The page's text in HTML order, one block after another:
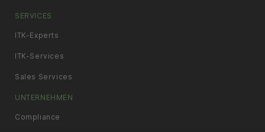
SERVICES
ITK-Experts
ITK-Services
Sales Services
UNTERNEHMEN
Compliance